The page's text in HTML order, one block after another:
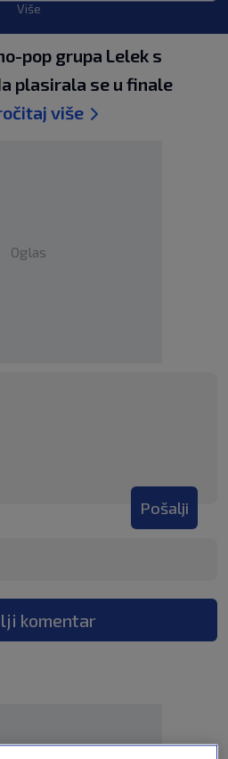
Više
pop grupa Lelek s
plasirala se u finale
više
Oglas
Pošalji
komentar